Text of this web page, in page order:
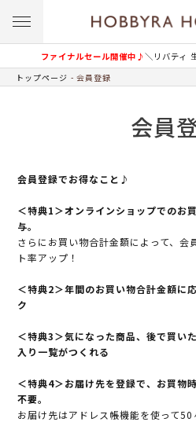
ファイナルセール開催中♪＼リバティ
トップページ 会員登録
会員
会員登録でお得なこと♪
＜特典1＞オンラインショップでのお
与。
さらにお買い物合計金額によって、会
ト率アップ！
＜特典2＞年間のお買い物合計金額に
ク
＜特典3＞気になった商品、後で買い
入り一覧がつくれる
＜特典4＞お届け先を登録で、お買物
不要。
お届け先はアドレス帳機能を使って